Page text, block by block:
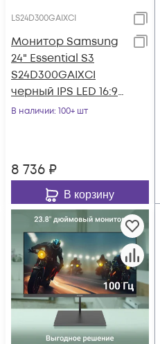
LS24D300GAIXCI
Монитор Samsung
24" Essential S3
S24D300GAIXCI
черный IPS LED 16:9
HDMI матовая
В наличии: 100+ шт
8 736 ₽
В корзину